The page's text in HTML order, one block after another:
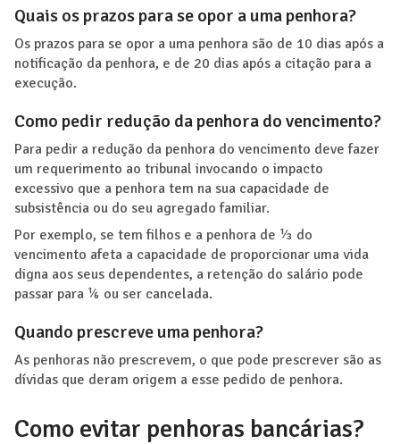
Quais os prazos para se opor a uma penhora?
Os prazos para se opor a uma penhora são de 10 dias após a
notificação da penhora, e de 20 dias após a citação para a
execução.
Como pedir redução da penhora do vencimento?
Para pedir a redução da penhora do vencimento deve fazer
um requerimento ao tribunal invocando o impacto
excessivo que a penhora tem na sua capacidade de
subsistência ou do seu agregado familiar.
Por exemplo, se tem filhos e a penhora de ⅓ do
vencimento afeta a capacidade de proporcionar uma vida
digna aos seus dependentes, a retenção do salário pode
passar para ⅙ ou ser cancelada.
Quando prescreve uma penhora?
As penhoras não prescrevem, o que pode prescrever são as
dívidas que deram origem a esse pedido de penhora.
Como evitar penhoras bancárias?